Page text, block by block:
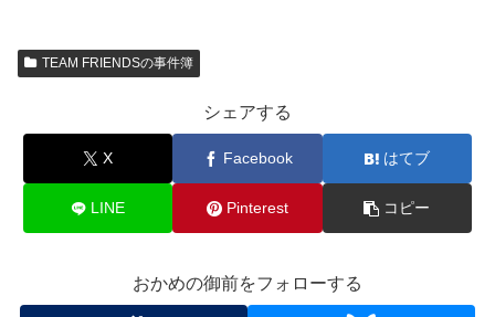
TEAM FRIENDSの事件簿
シェアする
X Facebook はてブ
LINE Pinterest コピー
おかめの御前をフォローする